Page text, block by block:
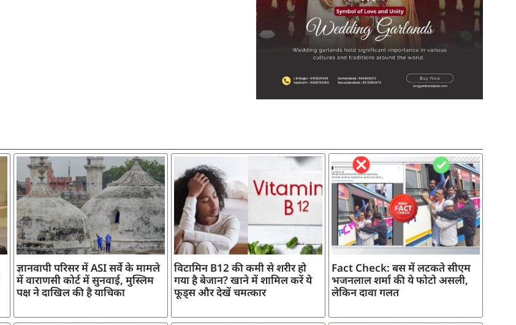
ज्ञानवापी परिसर में ASI सर्वे के मामले
में वाराणसी कोर्ट में सुनवाई, मुस्लिम
पक्ष ने दाखिल की है याचिका
विटामिन B12 की कमी से शरीर हो
गया है बेजान? खाने में शामिल करें ये
फूड्स और देखें चमत्कार
Fact Check: बस में लटकते सीएम
भजनलाल शर्मा की ये फोटो असली,
लेकिन दावा गलत